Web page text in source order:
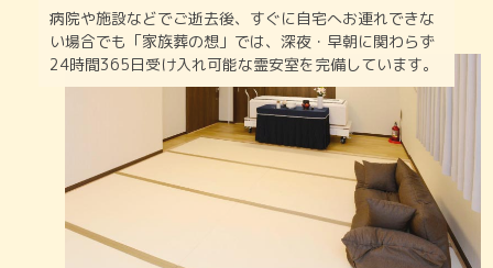
病院や施設などでご逝去後、すぐに自宅へお連れできな
い場合でも「家族葬の想」では、深夜・早朝に関わらず
24時間365日受け入れ可能な霊安室を完備しています。